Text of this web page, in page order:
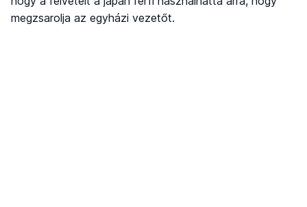
megzsarolja az egyházi vezetőt.